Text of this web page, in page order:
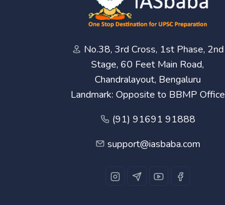
No.38, 3rd Cross, 1st Phase, 2nd
Stage, 60 Feet Main Road,
Chandralayout, Bengaluru
Landmark: Opposite to BBMP Office
(91) 91691 91888
support@iasbaba.com